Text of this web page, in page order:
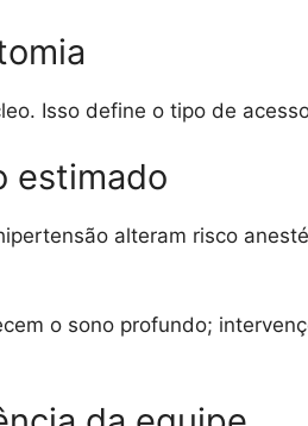
Isso define o tipo de
estimado
alteram risco
o sono profundo;